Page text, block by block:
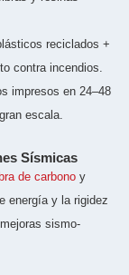
reciclados +
contra incendios.
impresos en 24–48
escala.
Sísmicas
de carbono y
energía y la rigidez
sismo-